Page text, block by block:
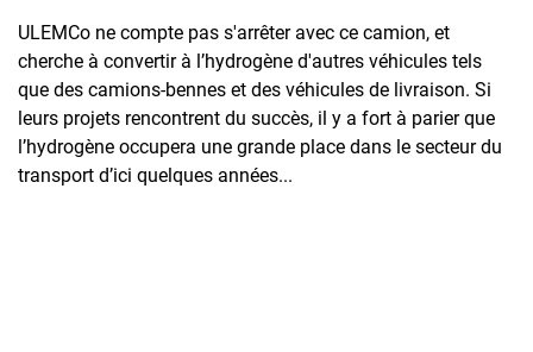
ULEMCo ne compte pas s'arrêter avec ce camion, et
cherche à convertir à l’hydrogène d'autres véhicules tels
que des camions-bennes et des véhicules de livraison. Si
leurs projets rencontrent du succès, il y a fort à parier que
l’hydrogène occupera une grande place dans le secteur du
transport d’ici quelques années...